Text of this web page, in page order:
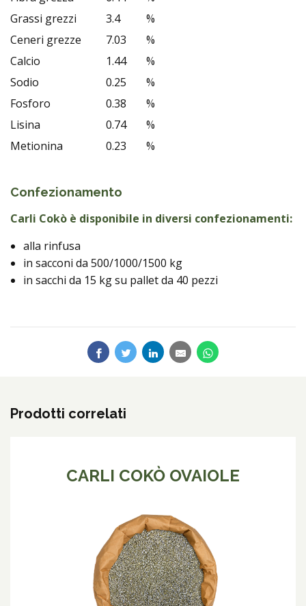
Grassi grezzi
3.4
%
Ceneri grezze
7.03
%
Calcio
1.44
%
Sodio
0.25
%
Fosforo
0.38
%
Lisina
0.74
%
Metionina
0.23 %
Confezionamento
Carli Cokò è disponibile in diversi confezionamenti:
alla rinfusa
in sacconi da 500/1000/1500 kg
in sacchi da 15 kg su pallet da 40 pezzi
Prodotti correlati
CARLI COKÒ OVAIOLE